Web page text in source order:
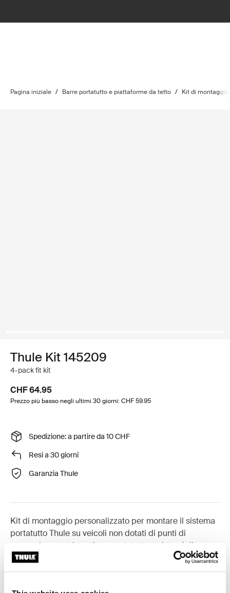
Pagina iniziale / Barre portatutto e piattaforme da tetto / Kit di montaggio
Thule Kit 145209
4-pack fit kit
CHF 64.95
Prezzo più basso negli ultimi 30 giorni: CHF 59.95
Spedizione: a partire da 10 CHF
Resi a 30 giorni
Garanzia Thule
Kit di montaggio personalizzato per montare il sistema
portatutto Thule su veicoli non dotati di punti di
aggancio pre-esistenti per portatutto o sistemi di
portaggio pre-installati.